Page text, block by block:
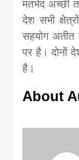
मतभेद अच्छी
देश सभी
सहयोग अतीत
पर है। दोनों
है।
About